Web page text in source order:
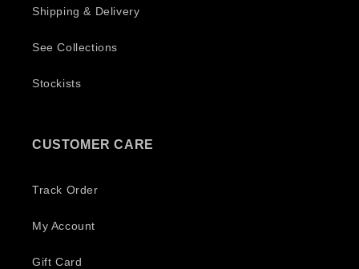
Shipping & Delivery
See Collections
Stockists
CUSTOMER CARE
Track Order
My Account
Gift Card